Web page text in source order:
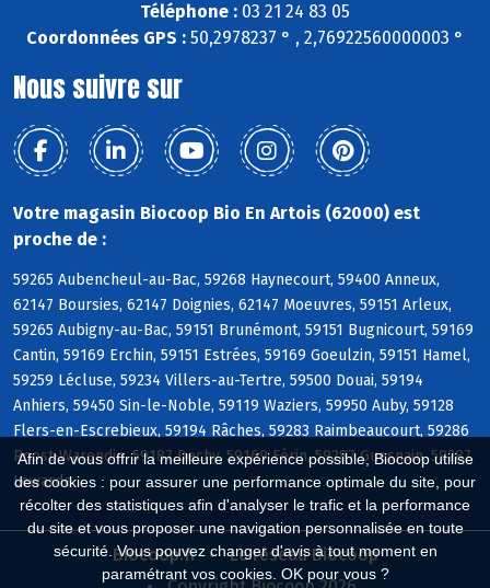
Afin de vous offrir la meilleure expérience possible, Biocoop utilise
des cookies : pour assurer une performance optimale du site, pour
récolter des statistiques afin d'analyser le trafic et la performance
du site et vous proposer une navigation personnalisée en toute
sécurité. Vous pouvez changer d'avis à tout moment en
paramétrant vos cookies. OK pour vous ?
Téléphone : 03 21 24 83 05
Coordonnées GPS : 50,2978237 ° , 2,76922560000003 °
Nous suivre sur
Votre magasin Biocoop Bio En Artois (62000) est
proche de :
59265 Aubencheul-au-Bac, 59268 Haynecourt, 59400 Anneux,
62147 Boursies, 62147 Doignies, 62147 Moeuvres, 59151 Arleux,
59265 Aubigny-au-Bac, 59151 Brunémont, 59151 Bugnicourt, 59169
Cantin, 59169 Erchin, 59151 Estrées, 59169 Goeulzin, 59151 Hamel,
59259 Lécluse, 59234 Villers-au-Tertre, 59500 Douai, 59194
Anhiers, 59450 Sin-le-Noble, 59119 Waziers, 59950 Auby, 59128
Flers-en-Escrebieux, 59194 Râches, 59283 Raimbeaucourt, 59286
Roost-Warendin, 59187 Dechy, 59169 Férin, 59287 Guesnain, 59287
Lewarde
Biocoop.fr
Le réseau Biocoop